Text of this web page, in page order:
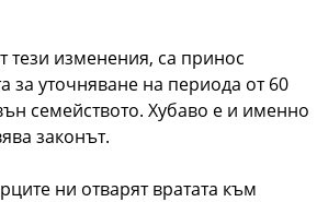
тези изменения, са принос
за уточняване на периода от 60
семейството. Хубаво е и именно
законът.
ни отварят вратата към